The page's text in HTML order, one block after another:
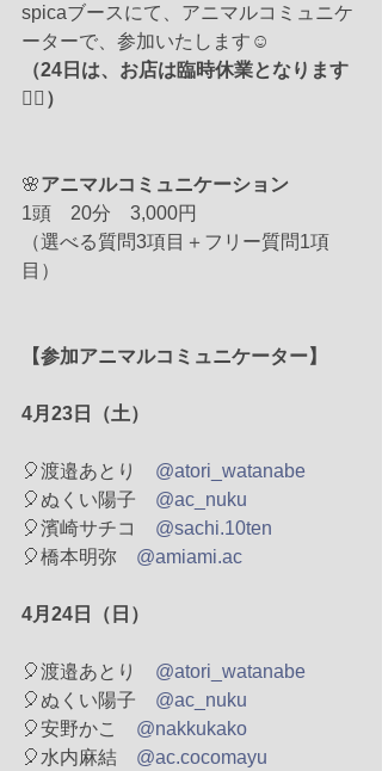
spicaブースにて、アニマルコミュニケ
ーターで、参加いたします☺️
（24日は、お店は臨時休業となります
🙇‍♀️）
🌸アニマルコミュニケーション
1頭　20分　3,000円
（選べる質問3項目＋フリー質問1項
目）
【参加アニマルコミュニケーター】
4月23日（土）
🎈渡邉あとり @atori_watanabe
🎈ぬくい陽子 @ac_nuku
🎈濱崎サチコ @sachi.10ten
🎈橋本明弥 @amiami.ac
4月24日（日）
🎈渡邉あとり @atori_watanabe
🎈ぬくい陽子 @ac_nuku
🎈安野かこ @nakkukako
🎈水内麻結 @ac.cocomayu